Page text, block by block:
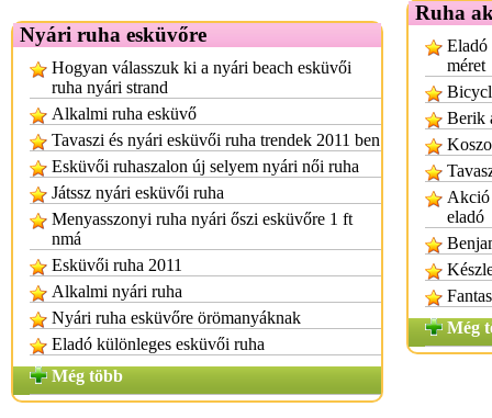
Nyári ruha esküvőre
Hogyan válasszuk ki a nyári beach esküvői
ruha nyári strand
Alkalmi ruha esküvő
Tavaszi és nyári esküvői ruha trendek 2011 ben
Esküvői ruhaszalon új selyem nyári női ruha
Játssz nyári esküvői ruha
Menyasszonyi ruha nyári őszi esküvőre 1 ft
nmá
Esküvői ruha 2011
Alkalmi nyári ruha
Nyári ruha esküvőre örömanyáknak
Eladó különleges esküvői ruha
Még több
Ruha
Eladó
méret
Berik
Akció
eladó
Még